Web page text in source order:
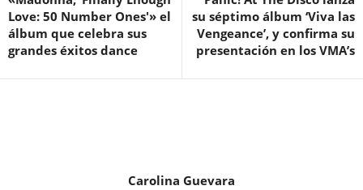
Love: 50 Number Ones'» el
álbum que celebra sus
grandes éxitos dance
su séptimo álbum ‘Viva las
Vengeance’, y confirma su
presentación en los VMA’s
Carolina Guevara